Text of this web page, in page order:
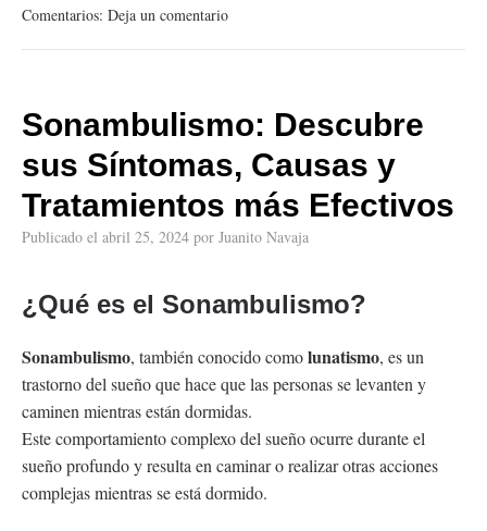
Comentarios: Deja un comentario
Sonambulismo: Descubre
sus Síntomas, Causas y
Tratamientos más Efectivos
Publicado el abril 25, 2024 por Juanito Navaja
¿Qué es el Sonambulismo?
Sonambulismo, también conocido comolunatismo, es un
trastorno del sueño que hace que las personas se levanten y
caminen mientras están dormidas.
Este comportamiento complexo del sueño ocurre durante el
sueño profundo y resulta en caminar o realizar otras acciones
complejas mientras se está dormido.